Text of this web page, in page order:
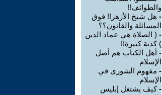
والطوائف!!
- هل شيخ الأزهر!! فوق
المسائلة والقانون؟؟
- ( الصلاة هي عماد الدين
) كذبة كبيرة!!
- أهل الكتاب هم أصل
الإسلام
- مفهوم الشورى في
الإسلام
-كيف يشتغل إبليس